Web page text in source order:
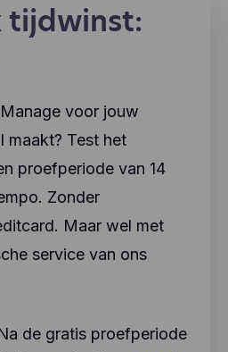
tijdwinst:
voor jouw
maakt? Test het
proefperiode van 14
Zonder
Maar wel met
service van ons
de gratis proefperiode